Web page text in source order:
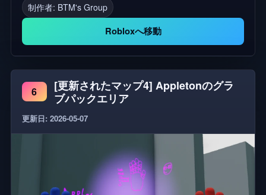
ッチさせる ✨ アップグレードを購入し、アビリティ
をアンロックすると、より速く並べ替えることがで
きます ⭐ 店全体を清掃する 🔼 再生 - 永久的なポイ
ントボーナスを維持する 👥 ソロでプレイするか、
パーティーでチームを組もう！ 🎮 操作 🖥️ PC - Eま
たは左クリック - インタラクション - Q - ドロップ -
1 / 2 / 3 / 4 - 能力 - T - アップグレード 📱 モバイル -
どこでもタップ - インタラクション - 画面上のボタ
ンでアビリティとメニューを操作できます 🎮コンソ
イテム交換 - D-Pad - 能力 - Y - アップグレード X - シ
ョップ ビュー - 設定 💎 ボーナス - Roblox Plus - すべ
制作者: BTM's Group
Robloxへ移動
6
[更新されたマップ4] Appletonのグラ
ブパックエリア
更新日: 2026-05-07